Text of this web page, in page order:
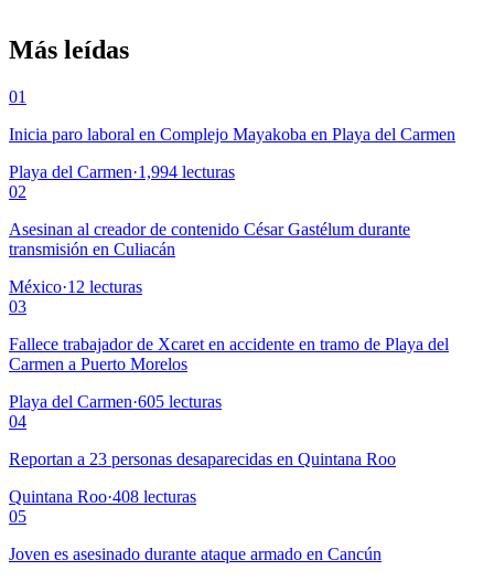
Más leídas
01
Inicia paro laboral en Complejo Mayakoba en Playa del Carmen
Playa del Carmen·1,994 lecturas
02
Asesinan al creador de contenido César Gastélum durante
transmisión en Culiacán
México·12 lecturas
03
Fallece trabajador de Xcaret en accidente en tramo de Playa del
Carmen a Puerto Morelos
Playa del Carmen·605 lecturas
04
Reportan a 23 personas desaparecidas en Quintana Roo
Quintana Roo·408 lecturas
05
Joven es asesinado durante ataque armado en Cancún